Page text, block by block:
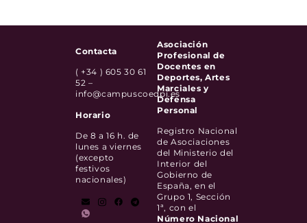
Asociación
Profesional de
Docentes en
Deportes, Artes
Marciales y
Defensa
Personal
Registro Nacional
de Asociaciones
del Ministerio del
Interior del
Gobierno de
España, en el
Grupo 1, Sección
1ª, con el
Número Nacional
Contacta
( +34 ) 605 30 61
52 –
info@campuscoedpi.es
Horario
De 8 a 16 h. de
lunes a viernes
(excepto
festivos
nacionales)